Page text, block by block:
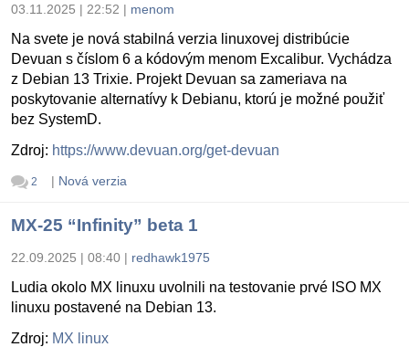
03.11.2025 | 22:52 | menom
Na svete je nová stabilná verzia linuxovej distribúcie
Devuan s číslom 6 a kódovým menom Excalibur. Vychádza
z Debian 13 Trixie. Projekt Devuan sa zameriava na
poskytovanie alternatívy k Debianu, ktorú je možné použiť
bez SystemD.
Zdroj: https://www.devuan.org/get-devuan
2 | Nová verzia
MX-25 “Infinity” beta 1
22.09.2025 | 08:40 | redhawk1975
Ludia okolo MX linuxu uvolnili na testovanie prvé ISO MX
linuxu postavené na Debian 13.
Zdroj: MX linux